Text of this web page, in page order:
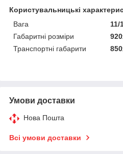
Користувальницькі
Вага
11/
Габаритні розміри
Транспортні габарити
Умови доставки
Нова Пошта
Всі умови доставки